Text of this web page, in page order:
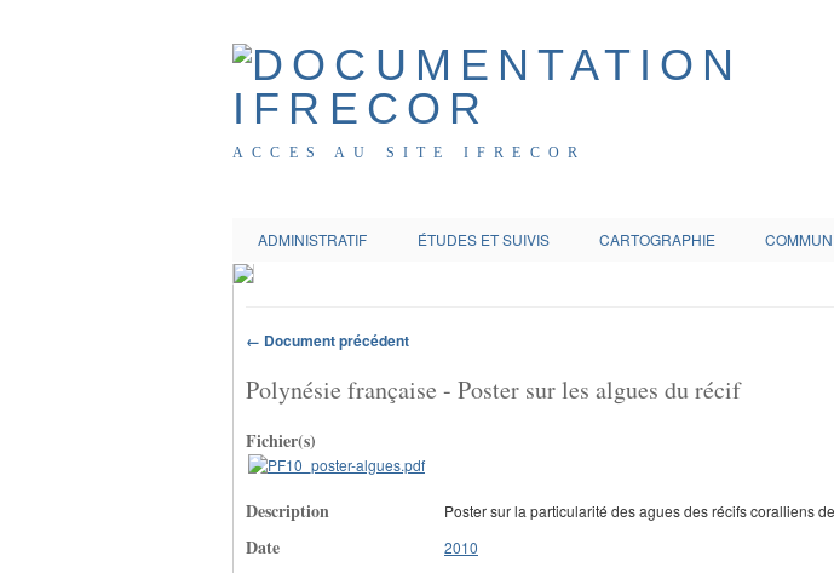
ACCES AU SITE IFRECOR
ADMINISTRATIF ÉTUDES ET SUIVIS CARTOGRAPHIE
← Document précédent
Polynésie française - Poster sur les algues du récif
Fichier(s)
Description Poster sur la particularité des agues des récifs coralliens
Date 2010